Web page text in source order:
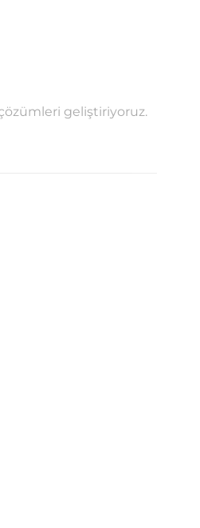
geliştiriyoruz.